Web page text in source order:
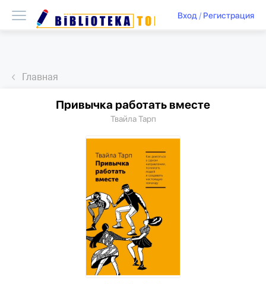
Вход/ Регистрация
Главная
Привычка работать вместе
Твайла Тарп